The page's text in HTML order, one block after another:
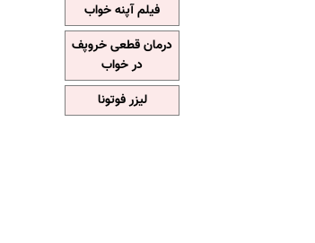
فیلم آپنه خواب
درمان قطعی خروپف
در خواب
لیزر فوتونا